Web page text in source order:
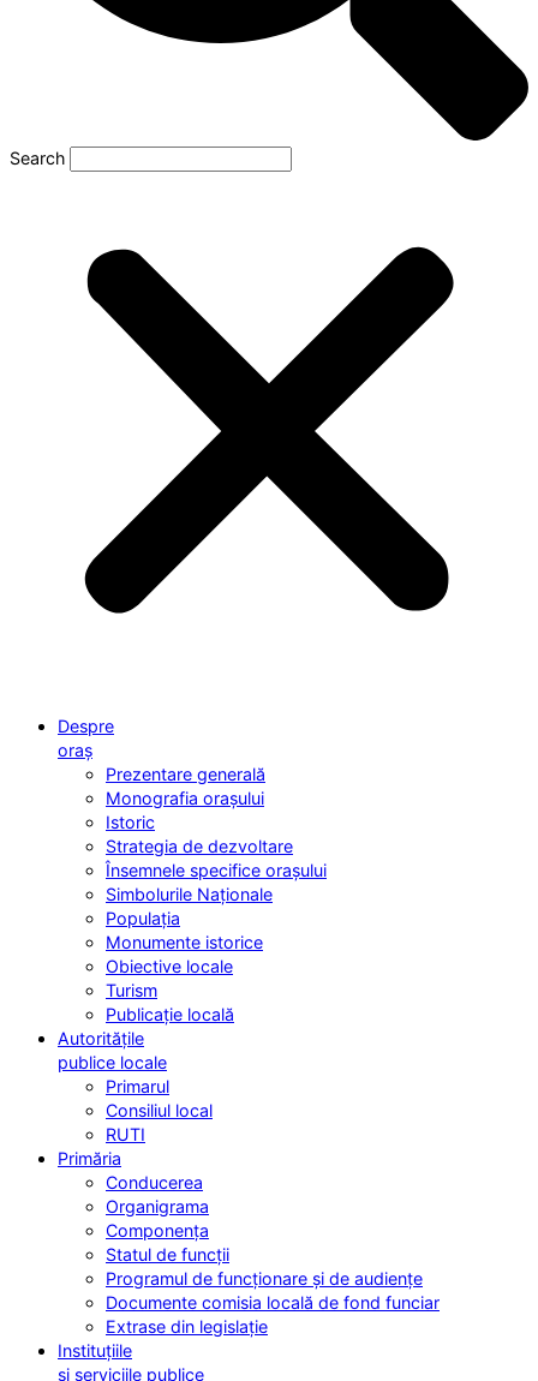
Search
Despre
oraș
Prezentare generală
Monografia orașului
Istoric
Strategia de dezvoltare
Însemnele specifice orașului
Simbolurile Naționale
Populația
Monumente istorice
Obiective locale
Turism
Publicație locală
Autoritățile
publice locale
Primarul
Consiliul local
RUTI
Primăria
Conducerea
Organigrama
Componența
Statul de funcții
Programul de funcționare și de audiențe
Documente comisia locală de fond funciar
Extrase din legislație
Instituțiile
și serviciile publice